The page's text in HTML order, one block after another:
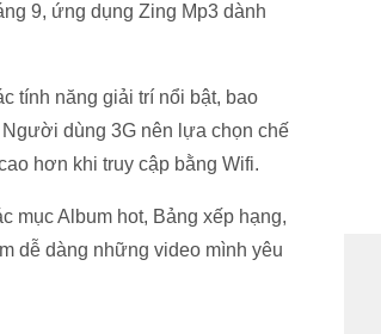
9, ứng dụng Zing Mp3 dành
tính năng giải trí nổi bật, bao
dùng 3G nên lựa chọn chế
hơn khi truy cập bằng Wifi.
mục Album hot, Bảng xếp hạng,
dễ dàng những video mình yêu